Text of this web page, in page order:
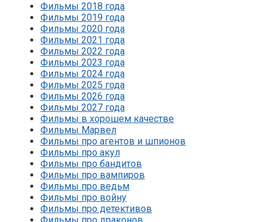
Фильмы 2018 года
Фильмы 2019 года
Фильмы 2020 года
Фильмы 2021 года
Фильмы 2022 года
Фильмы 2023 года
Фильмы 2024 года
Фильмы 2025 года
Фильмы 2026 года
Фильмы 2027 года
Фильмы в хорошем качестве
Фильмы Марвел
Фильмы про агентов и шпионов
Фильмы про акул
Фильмы про бандитов
Фильмы про вампиров
Фильмы про ведьм
Фильмы про войну
Фильмы про детективов